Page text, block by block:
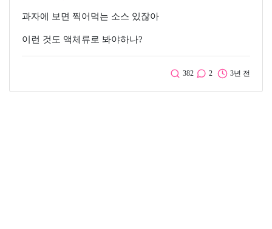
과자에 보면 찍어먹는 소스 있잖아
이런 것도 액체류로 봐야하나?
382 2 3년 전